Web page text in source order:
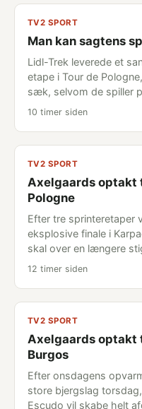
TV2 SPORT
Man kan sagtens
Lidl-Trek leverede et
etape i Tour de
sæk, selvom de spiller
10 timer siden
TV2 SPORT
Axelgaards optakt
Pologne
Efter tre sprinteretaper
eksplosive finale i
skal over en længere
12 timer siden
TV2 SPORT
Axelgaards optakt
Burgos
Efter onsdagens
store bjergslag
Escudo vil skabe helt